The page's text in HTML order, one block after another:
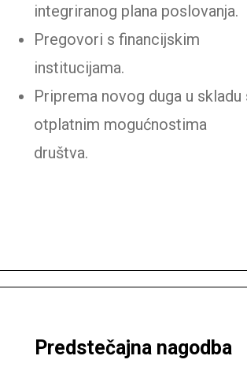
integriranog plana poslovanja.
Pregovori s financijskim
institucijama.
Priprema novog duga u skladu
otplatnim mogućnostima
društva.
Predstečajna nagodba